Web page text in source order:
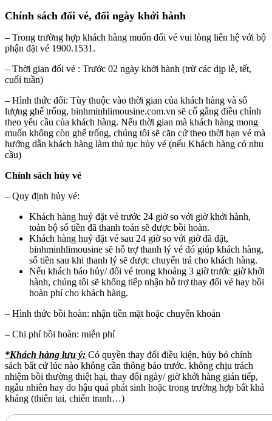
Chính sách đổi vé, đổi ngày khởi hành
– Trong trường hợp khách hàng muốn đổi vé vui lòng liên hệ với bộ
phận đặt vé 1900.1531.
– Thời gian đổi vé : Trước 02 ngày khởi hành (trừ các dịp lễ, tết,
cuối tuần)
– Hình thức đổi: Tùy thuộc vào thời gian của khách hàng và số
lượng ghế trống, binhminhlimousine.com.vn sẽ cố gắng điều chỉnh
theo yêu cầu của khách hàng. Nếu thời gian mà khách hàng mong
muốn không còn ghế trống, chúng tôi sẽ căn cứ theo thời hạn vé mà
hướng dẫn khách hàng làm thủ tục hủy vé (nếu Khách hàng có nhu
cầu)
Chính sách hủy vé
– Quy định hủy vé:
Khách hàng huỷ đặt vé trước 24 giờ so với giờ khởi hành,
toàn bộ số tiền đã thanh toán sẽ được bồi hoàn.
Khách hàng huỷ đặt vé sau 24 giờ so với giờ đã đặt,
binhminhlimousine sẽ hỗ trợ thanh lý vé đó giúp khách hàng,
số tiền sau khi thanh lý sẽ được chuyển trả cho khách hàng.
Nếu khách báo hủy/ đổi vé trong khoảng 3 giờ trước giờ khởi
hành, chúng tôi sẽ không tiếp nhận hỗ trợ thay đổi vé hay bồi
hoàn phí cho khách hàng.
– Hình thức bồi hoàn: nhận tiền mặt hoặc chuyển khoản
– Chi phí bồi hoàn: miễn phí
*Khách hàng lưu ý: Có quyền thay đổi điều kiện, hủy bỏ chính
sách bất cứ lúc nào không cần thông báo trước. không chịu trách
nhiệm bồi thường thiệt hại, thay đổi ngày/ giờ khởi hàng gián tiếp,
ngẫu nhiên hay do hậu quả phát sinh hoặc trong trường hợp bất khả
kháng (thiên tai, chiến tranh…)